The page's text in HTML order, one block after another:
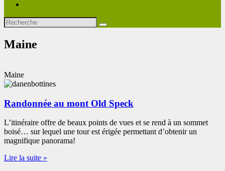
Maine
Maine
Randonnée au mont Old Speck
L’itinéraire offre de beaux points de vues et se rend à un sommet
boisé… sur lequel une tour est érigée permettant d’obtenir un
magnifique panorama!
Lire la suite »